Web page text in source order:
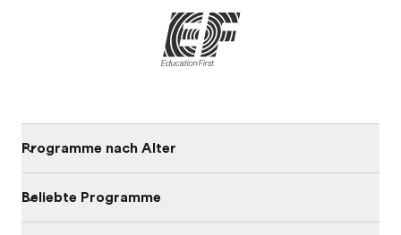
Programme nach Alter
Beliebte Programme